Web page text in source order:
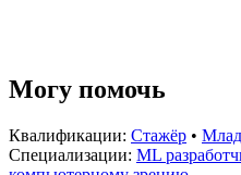
Могу помочь
Квалификации: Стажёр •
Специализации: ML